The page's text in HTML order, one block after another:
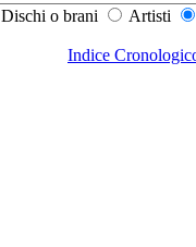
Dischi o brani Artisti
Indice